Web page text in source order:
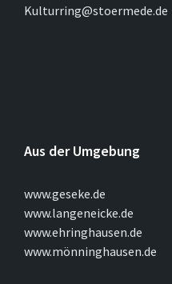
Kulturring@stoermede.de
Aus der Umgebung
www.geseke.de
www.langeneicke.de
www.ehringhausen.de
www.mönninghausen.de